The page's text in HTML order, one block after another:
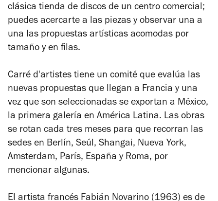
clásica tienda de discos de un centro comercial;
puedes acercarte a las piezas y observar una a
una las propuestas artísticas acomodas por
tamaño y en filas.
Carré d'artistes tiene un comité que evalúa las
nuevas propuestas que llegan a Francia y una
vez que son seleccionadas se exportan a México,
la primera galería en América Latina. Las obras
se rotan cada tres meses para que recorran las
sedes en Berlín, Seúl, Shangai, Nueva York,
Amsterdam, París, España y Roma, por
mencionar algunas.
El artista francés Fabián Novarino (1963) es de